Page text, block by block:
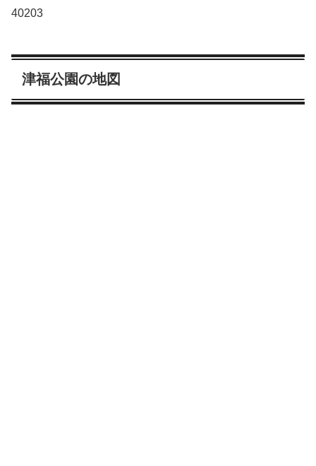
40203
津福公園の地図